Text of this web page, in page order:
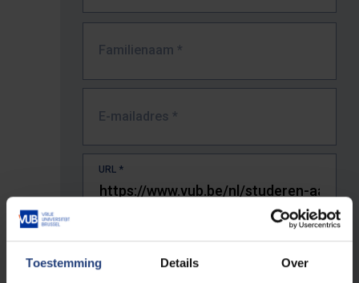
Toestemming Details Over
Familienaam *
E-mailadres *
URL *
De volledige URL van de pagina waar je de fout zag.